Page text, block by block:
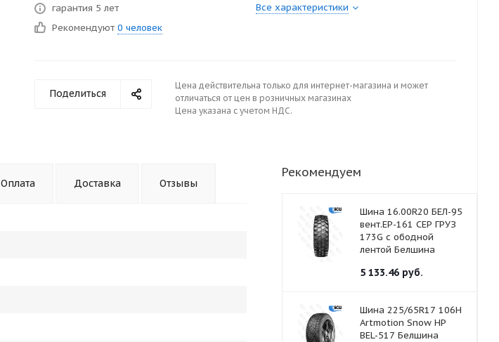
гарантия 5 лет
Рекомендуют 0 человек
Все характеристики
Поделиться
Цена действительна только для интернет-магазина и может
отличаться от цен в розничных магазинах
Цена указана с учетом НДС.
Оплата Доставка Отзывы
Рекомендуем
Шина 16.00R20 БЕЛ-95
вент.ЕР-161 СЕР ГРУЗ
173G с ободной
лентой Белшина
5 133.46 руб.
Шина 225/65R17 106H
Artmotion Snow HP
BEL-517 Белшина